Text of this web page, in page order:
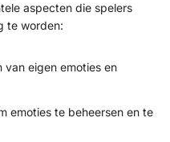
aspecten die spelers
te worden:
van eigen emoties en
emoties te beheersen en te